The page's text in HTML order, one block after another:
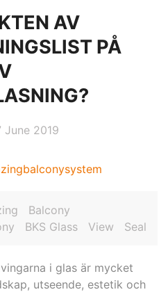
AV
PÅ
June 2019
Balcony
BKS Glass View Seal
i glas är mycket
utseende, estetik och